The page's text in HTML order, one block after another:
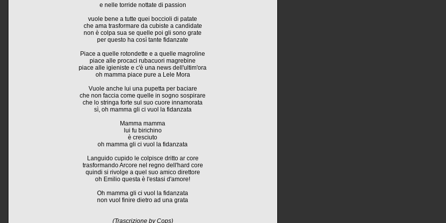
e nelle torride nottate di passion
vuole bene a tutte quei boccioli di patate
che ama trasformare da cubiste a candidate
non è colpa sua se quelle poi gli sono grate
per questo ha così tante fidanzate
Piace a quelle rotondette e a quelle magroline
piace alle procaci rubacuori magrebine
piace alle igieniste e c'è una news dell'ultim'ora
oh mamma piace pure a Lele Mora
Vuole anche lui una pupetta per baciare
che non faccia come quelle in sogno sospirare
che lo stringa forte sul suo cuore innamorata
sì, oh mamma gli ci vuol la fidanzata
Mamma mamma
lui fu birichino
è cresciuto
oh mamma gli ci vuol la fidanzata
Languido cupido le colpisce dritto ar core
trasformando Arcore nel regno dell'hard core
quindi si rivolge a quel suo amico direttore
oh Emilio questa è l'estasi d'amore!
Oh mamma gli ci vuol la fidanzata
non vuol finire dietro ad una grata
(Trascrizione by Cops)